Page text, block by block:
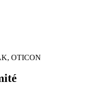
OTICON